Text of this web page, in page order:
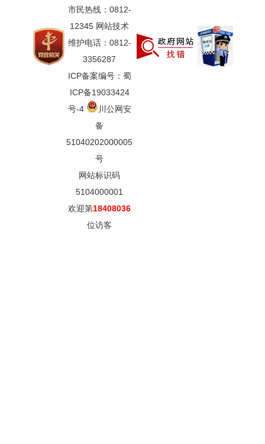
市民热线：0812-
12345 网站技术
维护电话：0812-
3356287
ICP备案编号：蜀
ICP备19033424
号-4
川公网安
备
51040202000005
号
网站标识码
5104000001
欢迎第18408036
位访客